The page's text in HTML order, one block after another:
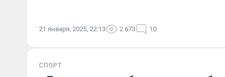
21 января, 2025, 22:13 2 673 10
СПОРТ